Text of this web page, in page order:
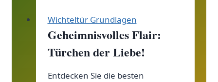
Wichteltür Grundlagen
Geheimnisvolles Flair:
Türchen der Liebe!
Entdecken Sie die besten